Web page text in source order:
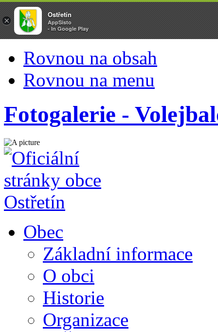
Rovnou na obsah
Rovnou na menu
Fotogalerie -
Obec
Základní informace
O obci
Historie
Organizace
×
Ostřetín
AppSisto
- In Google Play